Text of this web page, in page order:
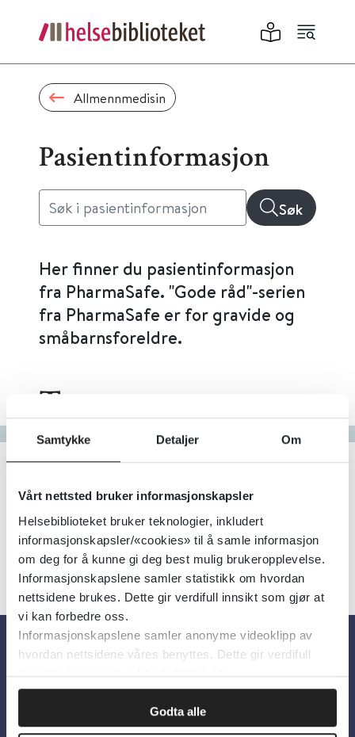
Samtykke Detaljer Om
Vårt nettsted bruker informasjonskapsler
Helsebiblioteket bruker teknologier, inkludert
informasjonskapsler/«cookies» til å samle informasjon
om deg for å kunne gi deg best mulig brukeropplevelse.
Informasjonskapslene samler statistikk om hvordan
nettsidene brukes. Dette gir verdifull innsikt som gjør at
vi kan forbedre oss.
Informasjonskapslene samler anonyme videoklipp av
hvordan nettsidene våres benyttes. Dette gir verdifull
innsikt som gjør at vi kan forbedre oss.
Godta alle
Allmennmedisin
Pasientinformasjon
Søk
Her finner du pasientinformasjon
fra PharmaSafe. "Gode råd"-serien
fra PharmaSafe er for gravide og
småbarnsforeldre.
Tema
Gå til bokstav
Filter
2Treff Alfabetisk
Om oss
Om Helsebiblioteket